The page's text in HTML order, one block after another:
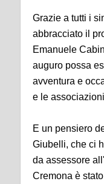
Grazie a tutti i
abbracciato il
Emanuele
auguro possa
avventura e
e le
E un pensiero
Giubelli, che ci
da assessore
Cremona è